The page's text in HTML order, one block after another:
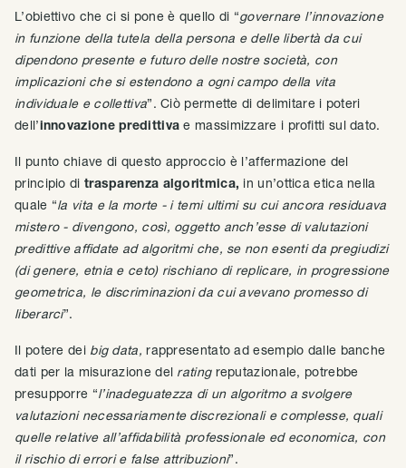
L’obiettivo che ci si pone è quello di “governare l’innovazione
in funzione della tutela della persona e delle libertà da cui
dipendono presente e futuro delle nostre società, con
implicazioni che si estendono a ogni campo della vita
individuale e collettiva”. Ciò permette di delimitare i poteri
dell’innovazione predittivae massimizzare i profitti sul dato.
Il punto chiave di questo approccio è l’affermazione del
principio di trasparenza algoritmica, in un’ottica etica nella
quale “la vita e la morte - i temi ultimi su cui ancora residuava
mistero - divengono, così, oggetto anch’esse di valutazioni
predittive affidate ad algoritmi che, se non esenti da pregiudizi
(di genere, etnia e ceto) rischiano di replicare, in progressione
geometrica, le discriminazioni da cui avevano promesso di
liberarci”.
Il potere dei big data, rappresentato ad esempio dalle banche
dati per la misurazione del ratingreputazionale, potrebbe
presupporre “l’inadeguatezza di un algoritmo a svolgere
valutazioni necessariamente discrezionali e complesse, quali
quelle relative all’affidabilità professionale ed economica, con
il rischio di errori e false attribuzioni”.